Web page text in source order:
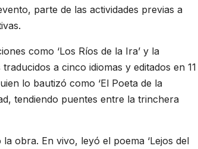
parte de las actividades previas a
como ‘Los Ríos de la Ira’ y la
a cinco idiomas y editados en 11
lo bautizó como ‘El Poeta de la
tendiendo puentes entre la trinchera
obra. En vivo, leyó el poema ‘Lejos del